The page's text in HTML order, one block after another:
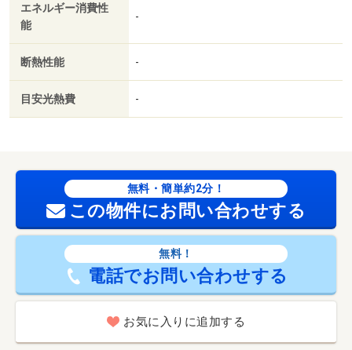
エネルギー消費性
能
-
断熱性能 -
目安光熱費 -
無料・簡単約2分！
この物件にお問い合わせする
無料！
電話でお問い合わせする
お気に入りに追加する